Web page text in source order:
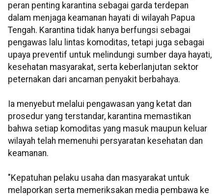
peran penting karantina sebagai garda terdepan
dalam menjaga keamanan hayati di wilayah Papua
Tengah. Karantina tidak hanya berfungsi sebagai
pengawas lalu lintas komoditas, tetapi juga sebagai
upaya preventif untuk melindungi sumber daya hayati,
kesehatan masyarakat, serta keberlanjutan sektor
peternakan dari ancaman penyakit berbahaya.
Ia menyebut melalui pengawasan yang ketat dan
prosedur yang terstandar, karantina memastikan
bahwa setiap komoditas yang masuk maupun keluar
wilayah telah memenuhi persyaratan kesehatan dan
keamanan.
"Kepatuhan pelaku usaha dan masyarakat untuk
melaporkan serta memeriksakan media pembawa ke